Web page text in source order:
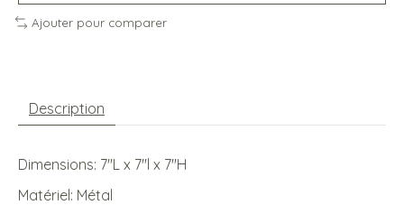
Ajouter pour comparer
Description
Dimensions: 7''L x 7''l x 7''H
Matériel: Métal